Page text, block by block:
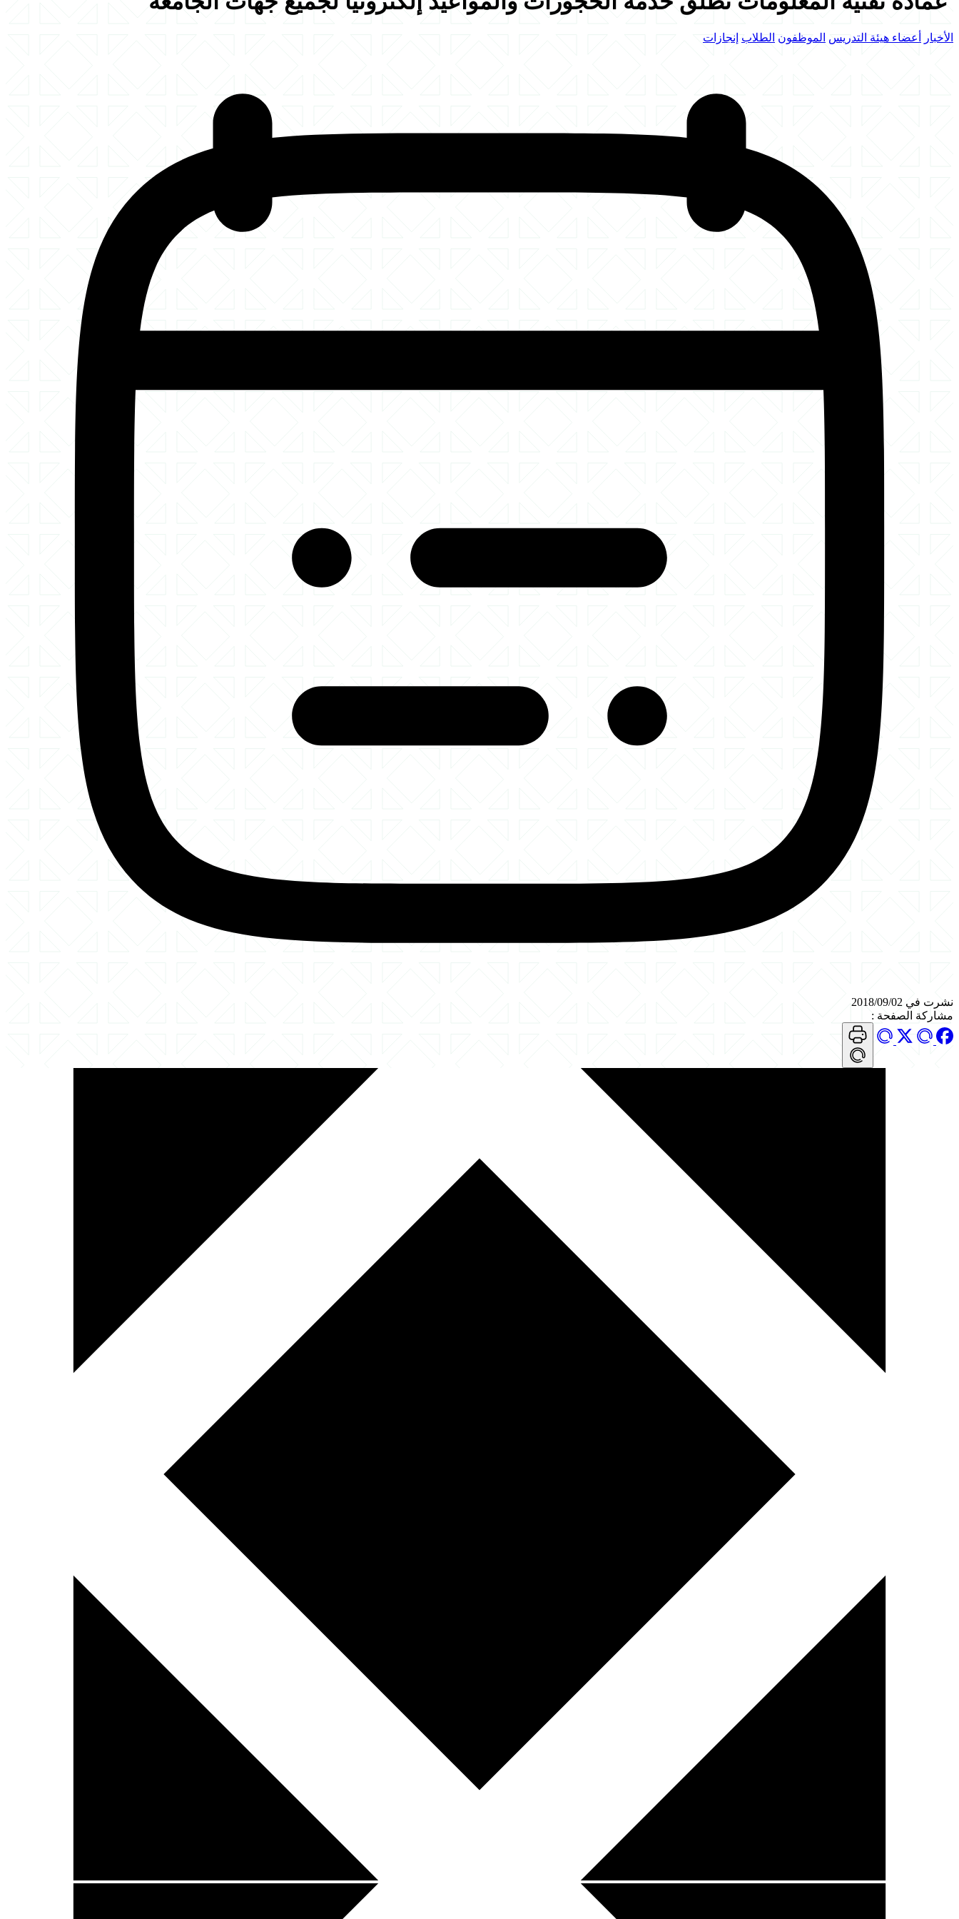
الأخبار أعضاء هيئة التدريس الموظفون الطلاب إنجازات
نشرت في 2018/09/02
مشاركة الصفحة :